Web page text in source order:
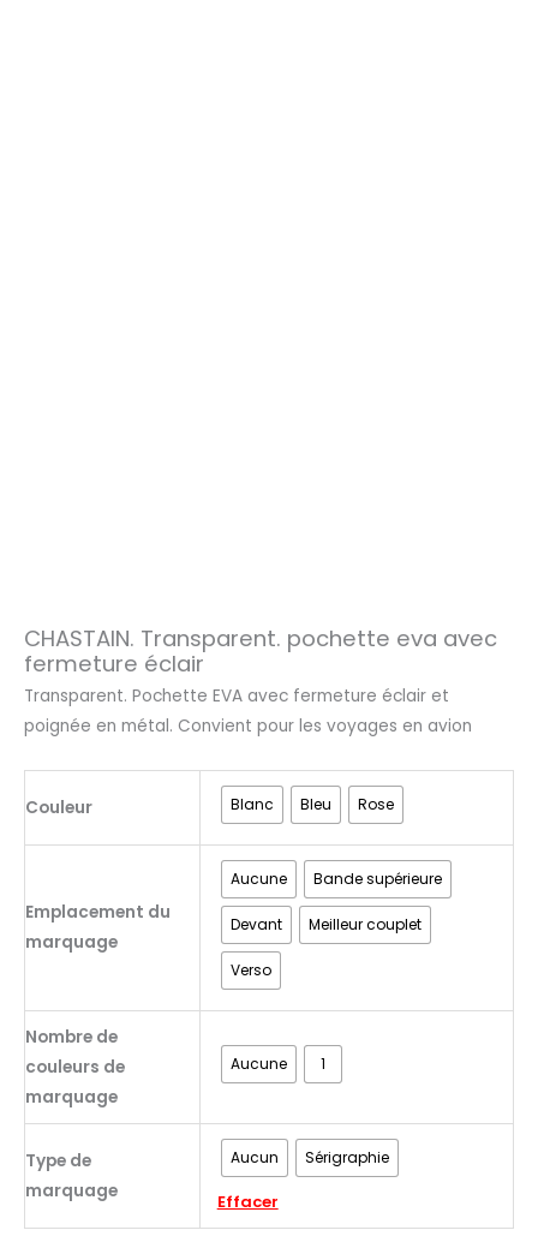
CHASTAIN. Transparent. pochette eva avec
fermeture éclair
Transparent. Pochette EVA avec fermeture éclair et
poignée en métal. Convient pour les voyages en avion
Couleur Blanc Bleu Rose
Emplacement du
marquage
Aucune Bande supérieure
Devant Meilleur couplet
Verso
Nombre de
couleurs de
marquage
Aucune 1
Type de
marquage
Aucun Sérigraphie
Effacer